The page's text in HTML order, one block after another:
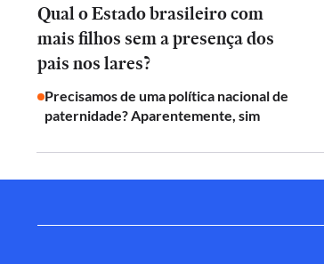
Qual o Estado brasileiro com
mais filhos sem a presença dos
pais nos lares?
Precisamos de uma política nacional de
paternidade? Aparentemente, sim